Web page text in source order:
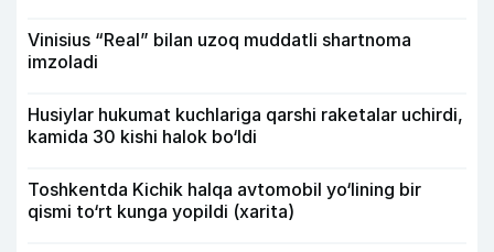
Vinisius “Real” bilan uzoq muddatli shartnoma
imzoladi
Husiylar hukumat kuchlariga qarshi raketalar uchirdi,
kamida 30 kishi halok bo‘ldi
Toshkentda Kichik halqa avtomobil yo‘lining bir
qismi to‘rt kunga yopildi (xarita)